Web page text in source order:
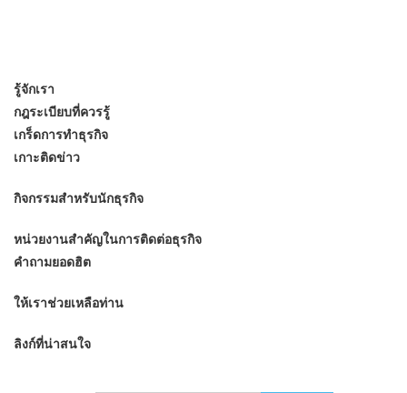
รู้จักเรา
กฎระเบียบที่ควรรู้
เกร็ดการทำธุรกิจ
เกาะติดข่าว
กิจกรรมสำหรับนักธุรกิจ
หน่วยงานสำคัญในการติดต่อธุรกิจ
คำถามยอดฮิต
ให้เราช่วยเหลือท่าน
ลิงก์ที่น่าสนใจ